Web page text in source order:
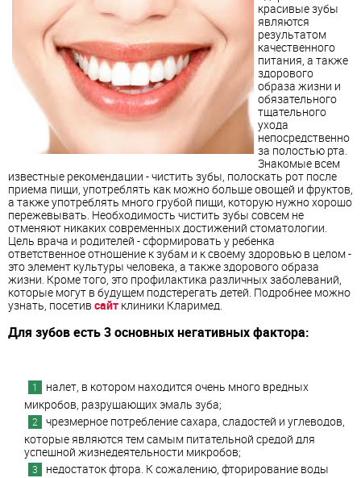
красивые зубы
являются
результатом
качественного
питания, а также
здорового
образа жизни и
обязательного
тщательного
ухода
непосредственно
за полостью рта.
Знакомые всем
известные рекомендации - чистить зубы, полоскать рот после
приема пищи, употреблять как можно больше овощей и фруктов,
а также употреблять много грубой пищи, которую нужно хорошо
пережевывать. Необходимость чистить зубы совсем не
отменяют никаких современных достижений стоматологии.
Цель врача и родителей - сформировать у ребенка
ответственное отношение к зубам и к своему здоровью в целом -
это элемент культуры человека, а также здорового образа
жизни. Кроме того, это профилактика различных заболеваний,
которые могут в будущем подстерегать детей. Подробнее можно
узнать, посетив сайт клиники Кларимед.
Для зубов есть 3 основных негативных фактора:
налет, в котором находится очень много вредных
микробов, разрушающих эмаль зуба;
чрезмерное потребление сахара, сладостей и углеводов,
которые являются тем самым питательной средой для
успешной жизнедеятельности микробов;
недостаток фтора. К сожалению, фторирование воды